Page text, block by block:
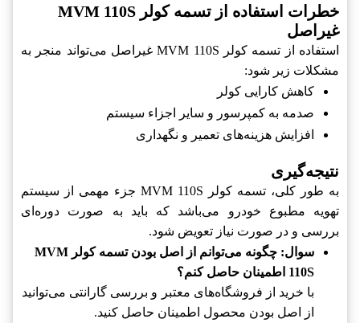
خطرات استفاده از تسمه کولر MVM 110S
غیراصل
استفاده از تسمه کولر MVM 110S غیراصل می‌تواند منجر به
مشکلات زیر شود:
کاهش کارایی کولر
صدمه به کمپرسور و سایر اجزاء سیستم
افزایش هزینه‌های تعمیر و نگهداری
نتیجه‌گیری
به طور کلی، تسمه کولر MVM 110S جزء مهمی از سیستم
تهویه مطبوع خودرو می‌باشد که باید به صورت دوره‌ای
بررسی و در صورت نیاز تعویض شود.
سوال: چگونه می‌توانم از اصل بودن تسمه کولر MVM
110S اطمینان حاصل کنم؟
با خرید از فروشگاه‌های معتبر و بررسی گارانتی می‌توانید
از اصل بودن محصول اطمینان حاصل کنید.